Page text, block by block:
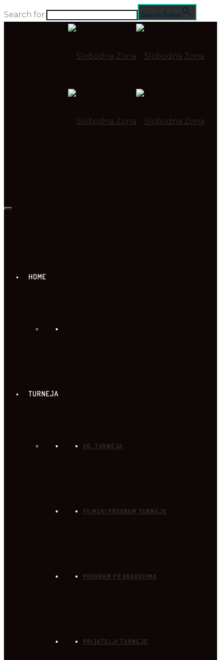
Search for: Search Button
HOME
TURNEJA
20. TURNEJA
FILMSKI PROGRAM TURNEJE
PROGRAM PO GRADOVIMA
PRIJATELJI TURNEJE